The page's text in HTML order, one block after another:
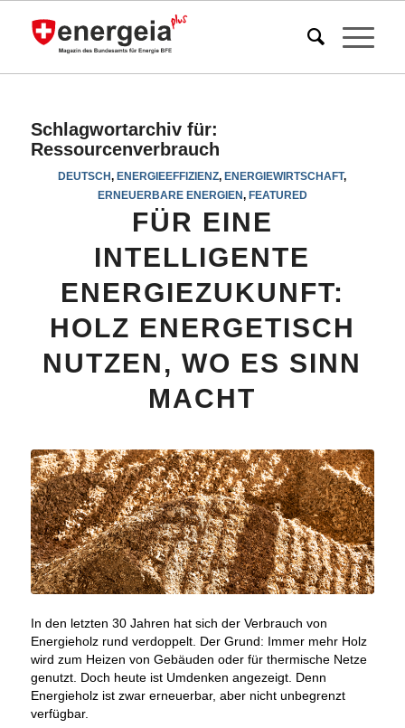
Schlagwortarchiv für:
Ressourcenverbrauch
DEUTSCH,ENERGIEEFFIZIENZ,ENERGIEWIRTSCHAFT,
ERNEUERBARE ENERGIEN, FEATURED
FÜR EINE
INTELLIGENTE
ENERGIEZUKUNFT:
HOLZ ENERGETISCH
NUTZEN, WO ES SINN
MACHT
In den letzten 30 Jahren hat sich der Verbrauch von
Energieholz rund verdoppelt. Der Grund: Immer mehr Holz
wird zum Heizen von Gebäuden oder für thermische Netze
genutzt. Doch heute ist Umdenken angezeigt. Denn
Energieholz ist zwar erneuerbar, aber nicht unbegrenzt
verfügbar.